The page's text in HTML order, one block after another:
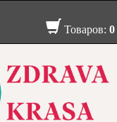
Товаров: 0